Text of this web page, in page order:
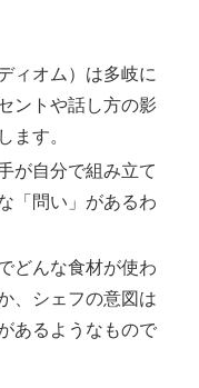
ィオム）は多岐に
ントや話し方の影
ます。
が自分で組み立て
「問い」があるわ
どんな食材が使わ
、シェフの意図は
あるようなもので